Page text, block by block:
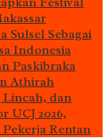
Sulsel Sebagai
Indonesia
Paskibraka
Athirah
Lincah, dan
UCJ 2026,
Rentan